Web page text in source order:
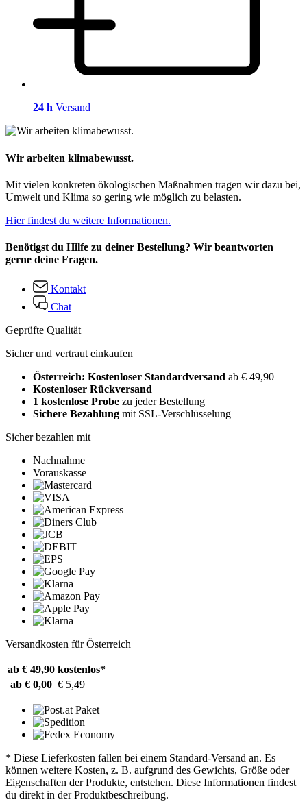
24 h Versand
Wir arbeiten klimabewusst.
Mit vielen konkreten ökologischen Maßnahmen tragen wir dazu bei,
Umwelt und Klima so gering wie möglich zu belasten.
Hier findest du weitere Informationen.
Benötigst du Hilfe zu deiner Bestellung? Wir beantworten
gerne deine Fragen.
Kontakt
Chat
Geprüfte Qualität
Sicher und vertraut einkaufen
Österreich: Kostenloser Standardversand ab € 49,90
Kostenloser Rückversand
1 kostenlose Probe zu jeder Bestellung
Sichere Bezahlung mit SSL-Verschlüsselung
Sicher bezahlen mit
Nachnahme
Vorauskasse
Versandkosten für Österreich
ab € 49,90 kostenlos*
ab € 0,00 € 5,49
* Diese Lieferkosten fallen bei einem Standard-Versand an. Es
können weitere Kosten, z. B. aufgrund des Gewichts, Größe oder
Eigenschaften der Produkte, entstehen. Diese Informationen findest
du direkt in der Produktbeschreibung.